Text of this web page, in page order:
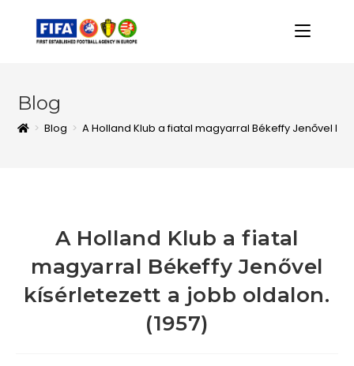
Blog
> Blog > A Holland Klub a fiatal magyarral Békeffy Jenővel
A Holland Klub a fiatal
magyarral Békeffy Jenővel
kísérletezett a jobb oldalon.
(1957)